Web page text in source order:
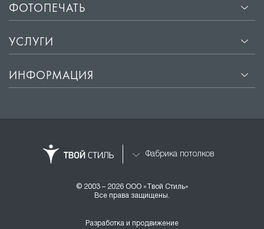
ФОТОПЕЧАТЬ
УСЛУГИ
ИНФОРМАЦИЯ
Фабрика потолков
© 2003 – 2026 ООО «Твой Стиль»
Все права защищены.
Разработка и продвижение